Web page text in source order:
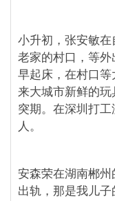
小升初，张安敏
老家的村口，等
早起床，在村口
来大城市新鲜的
突期。在深圳打
人。
安森荣在湖南郴
出轨，那是我儿子